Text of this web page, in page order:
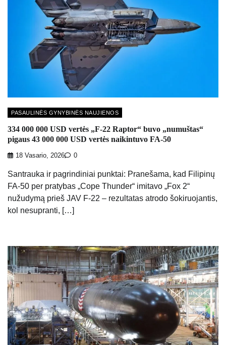
PASAULINĖS GYNYBINĖS NAUJIENOS
334 000 000 USD vertės „F-22 Raptor“ buvo „numuštas“
pigaus 43 000 000 USD vertės naikintuvo FA-50
18 Vasario, 2026 0
Santrauka ir pagrindiniai punktai: Pranešama, kad Filipinų
FA-50 per pratybas „Cope Thunder“ imitavo „Fox 2“
nužudymą prieš JAV F-22 – rezultatas atrodo šokiruojantis,
kol nesupranti, […]